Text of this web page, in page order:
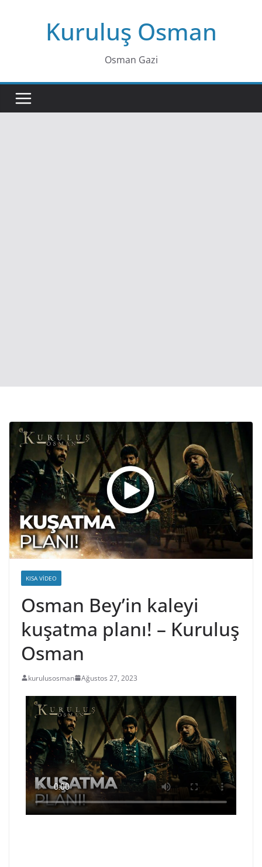
Kuruluş Osman
Osman Gazi
KISA VIDEO
Osman Bey’in kaleyi
kuşatma planı! – Kuruluş
Osman
kurulusosman Ağustos 27, 2023